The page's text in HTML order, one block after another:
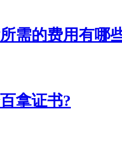
需的费用有哪
拿证书?